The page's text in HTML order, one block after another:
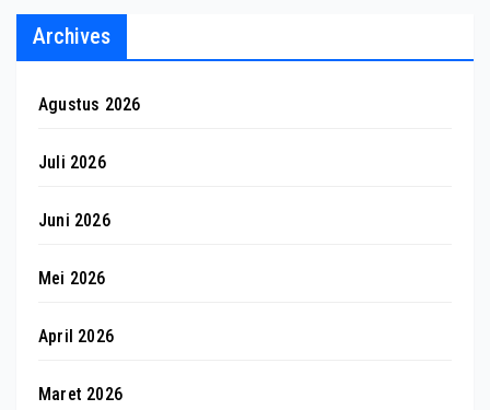
Archives
Agustus 2026
Juli 2026
Juni 2026
Mei 2026
April 2026
Maret 2026